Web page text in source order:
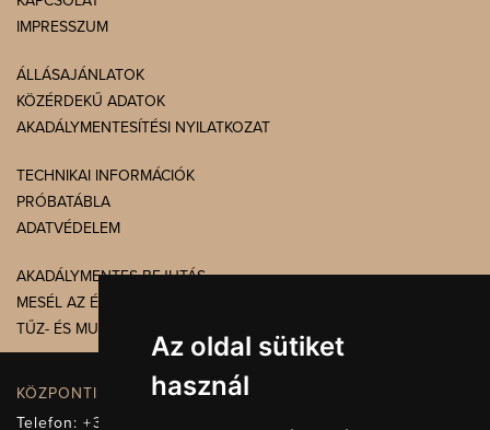
Az oldal sütiket
használ
IMPRESSZUM
ÁLLÁSAJÁNLATOK
KÖZÉRDEKŰ ADATOK
AKADÁLYMENTESÍTÉSI NYILATKOZAT
TECHNIKAI INFORMÁCIÓK
PRÓBATÁBLA
ADATVÉDELEM
AKADÁLYMENTES BEJUTÁS
MESÉL AZ ÉPÜLET
TŰZ- ÉS MUNKAVÉDELEM
KÖZPONTI ELÉRHETŐSÉG, TELEFONKÖZPONT
Telefon:+36 72 512-660